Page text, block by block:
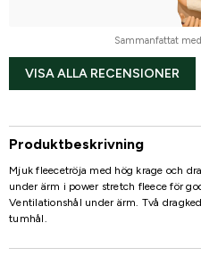
Sammanfattat med
VISA ALLA RECENSIONER
Produktbeskrivning
Mjuk fleecetröja med hög krage och
under ärm i power stretch fleece för
Ventilationshål under ärm. Två
tumhål.